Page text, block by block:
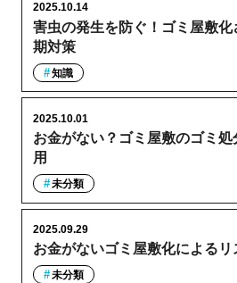
害虫の発生を防ぐ！ゴミ屋敷化
期対策
2025.10.14
知識
お金がない？ゴミ屋敷のゴミ
用
2025.10.01
未分類
お金がないゴミ屋敷化によるリ
2025.09.29
未分類